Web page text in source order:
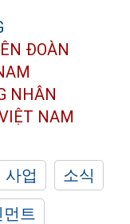
ĐOÀN
NHÂN
NAM
사업
소식
트